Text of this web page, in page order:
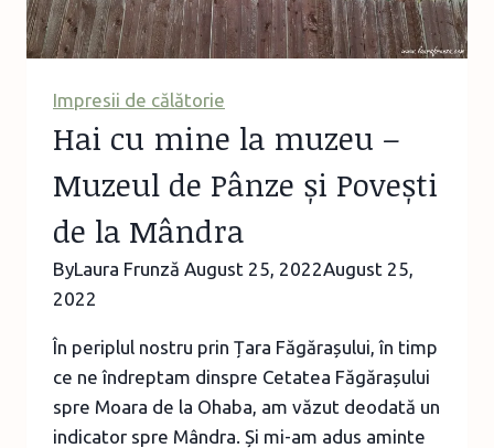
Impresii de călătorie
Hai cu mine la muzeu –
Muzeul de Pânze și Povești
de la Mândra
ByLaura Frunză August 25, 2022August 25,
2022
În periplul nostru prin Țara Făgărașului, în timp
ce ne îndreptam dinspre Cetatea Făgărașului
spre Moara de la Ohaba, am văzut deodată un
indicator spre Mândra. Și mi-am adus aminte